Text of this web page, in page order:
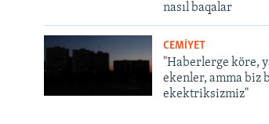
nasıl baqalar
CEMİYET
"Haberlerge köre,
ekenler, amma biz
ekektriksizmiz"